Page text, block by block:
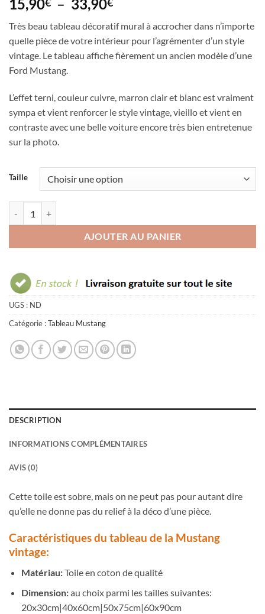
15,90€ – 33,90€Plage
prix :
15,90€
à
Très beau tableau décoratif mural à accrocher dans n’importe
quelle pièce de votre intérieur pour l’agrémenter d’un style
vintage. Le tableau affiche fièrement un ancien modèle d’une
Ford Mustang.
L’effet terni, couleur cuivre, marron clair et blanc est vraiment
sympa et vient renforcer le style vintage, vieillo et vient en
contraste avec une belle voiture encore très bien entretenue
sur la photo.
Taille
AJOUTER AU PANIER
UGS : ND
Catégorie :Tableau Mustang
DESCRIPTION
INFORMATIONS COMPLÉMENTAIRES
AVIS (0)
Cette toile est sobre, mais on ne peut pas pour autant dire
qu’elle ne donne pas du relief à la déco d’une pièce.
Caractéristiques du tableau de la Mustang
vintage:
Matériau:Toile en coton de qualité
Dimension:au choix parmi les tailles suivantes:
20x30cm|40x60cm|50x75cm|60x90cm